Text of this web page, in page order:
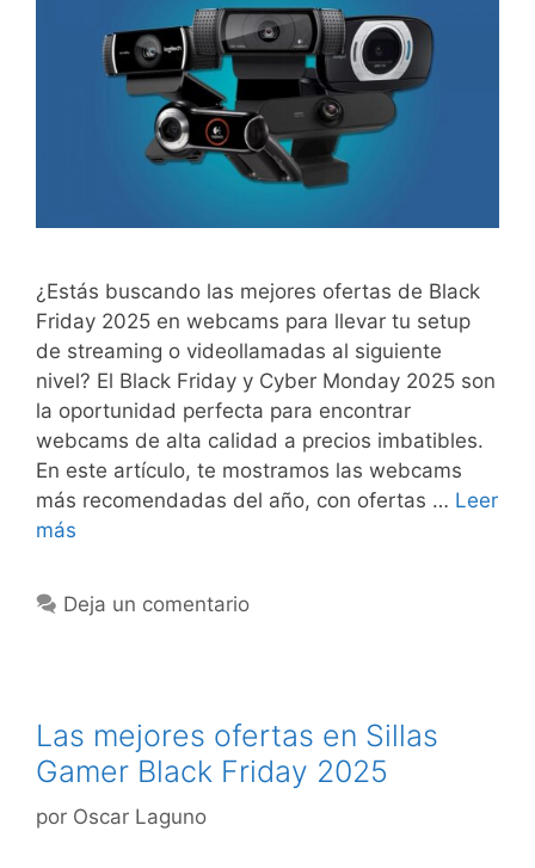
¿Estás buscando las mejores ofertas de Black
Friday 2025 en webcams para llevar tu setup
de streaming o videollamadas al siguiente
nivel? El Black Friday y Cyber Monday 2025 son
la oportunidad perfecta para encontrar
webcams de alta calidad a precios imbatibles.
En este artículo, te mostramos las webcams
más recomendadas del año, con ofertas … Leer
más
Deja un comentario
Las mejores ofertas en Sillas
Gamer Black Friday 2025
por Oscar Laguno